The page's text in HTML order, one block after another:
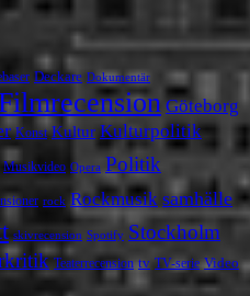
Deckare Dokumentär
Göteborg
Konst Kultur Kulturpolitik
Musikvideo Opera Politik
rock Rockmusik samhälle
skivrecension Spotify Stockholm
Teaterrecension tv TV-serie Video